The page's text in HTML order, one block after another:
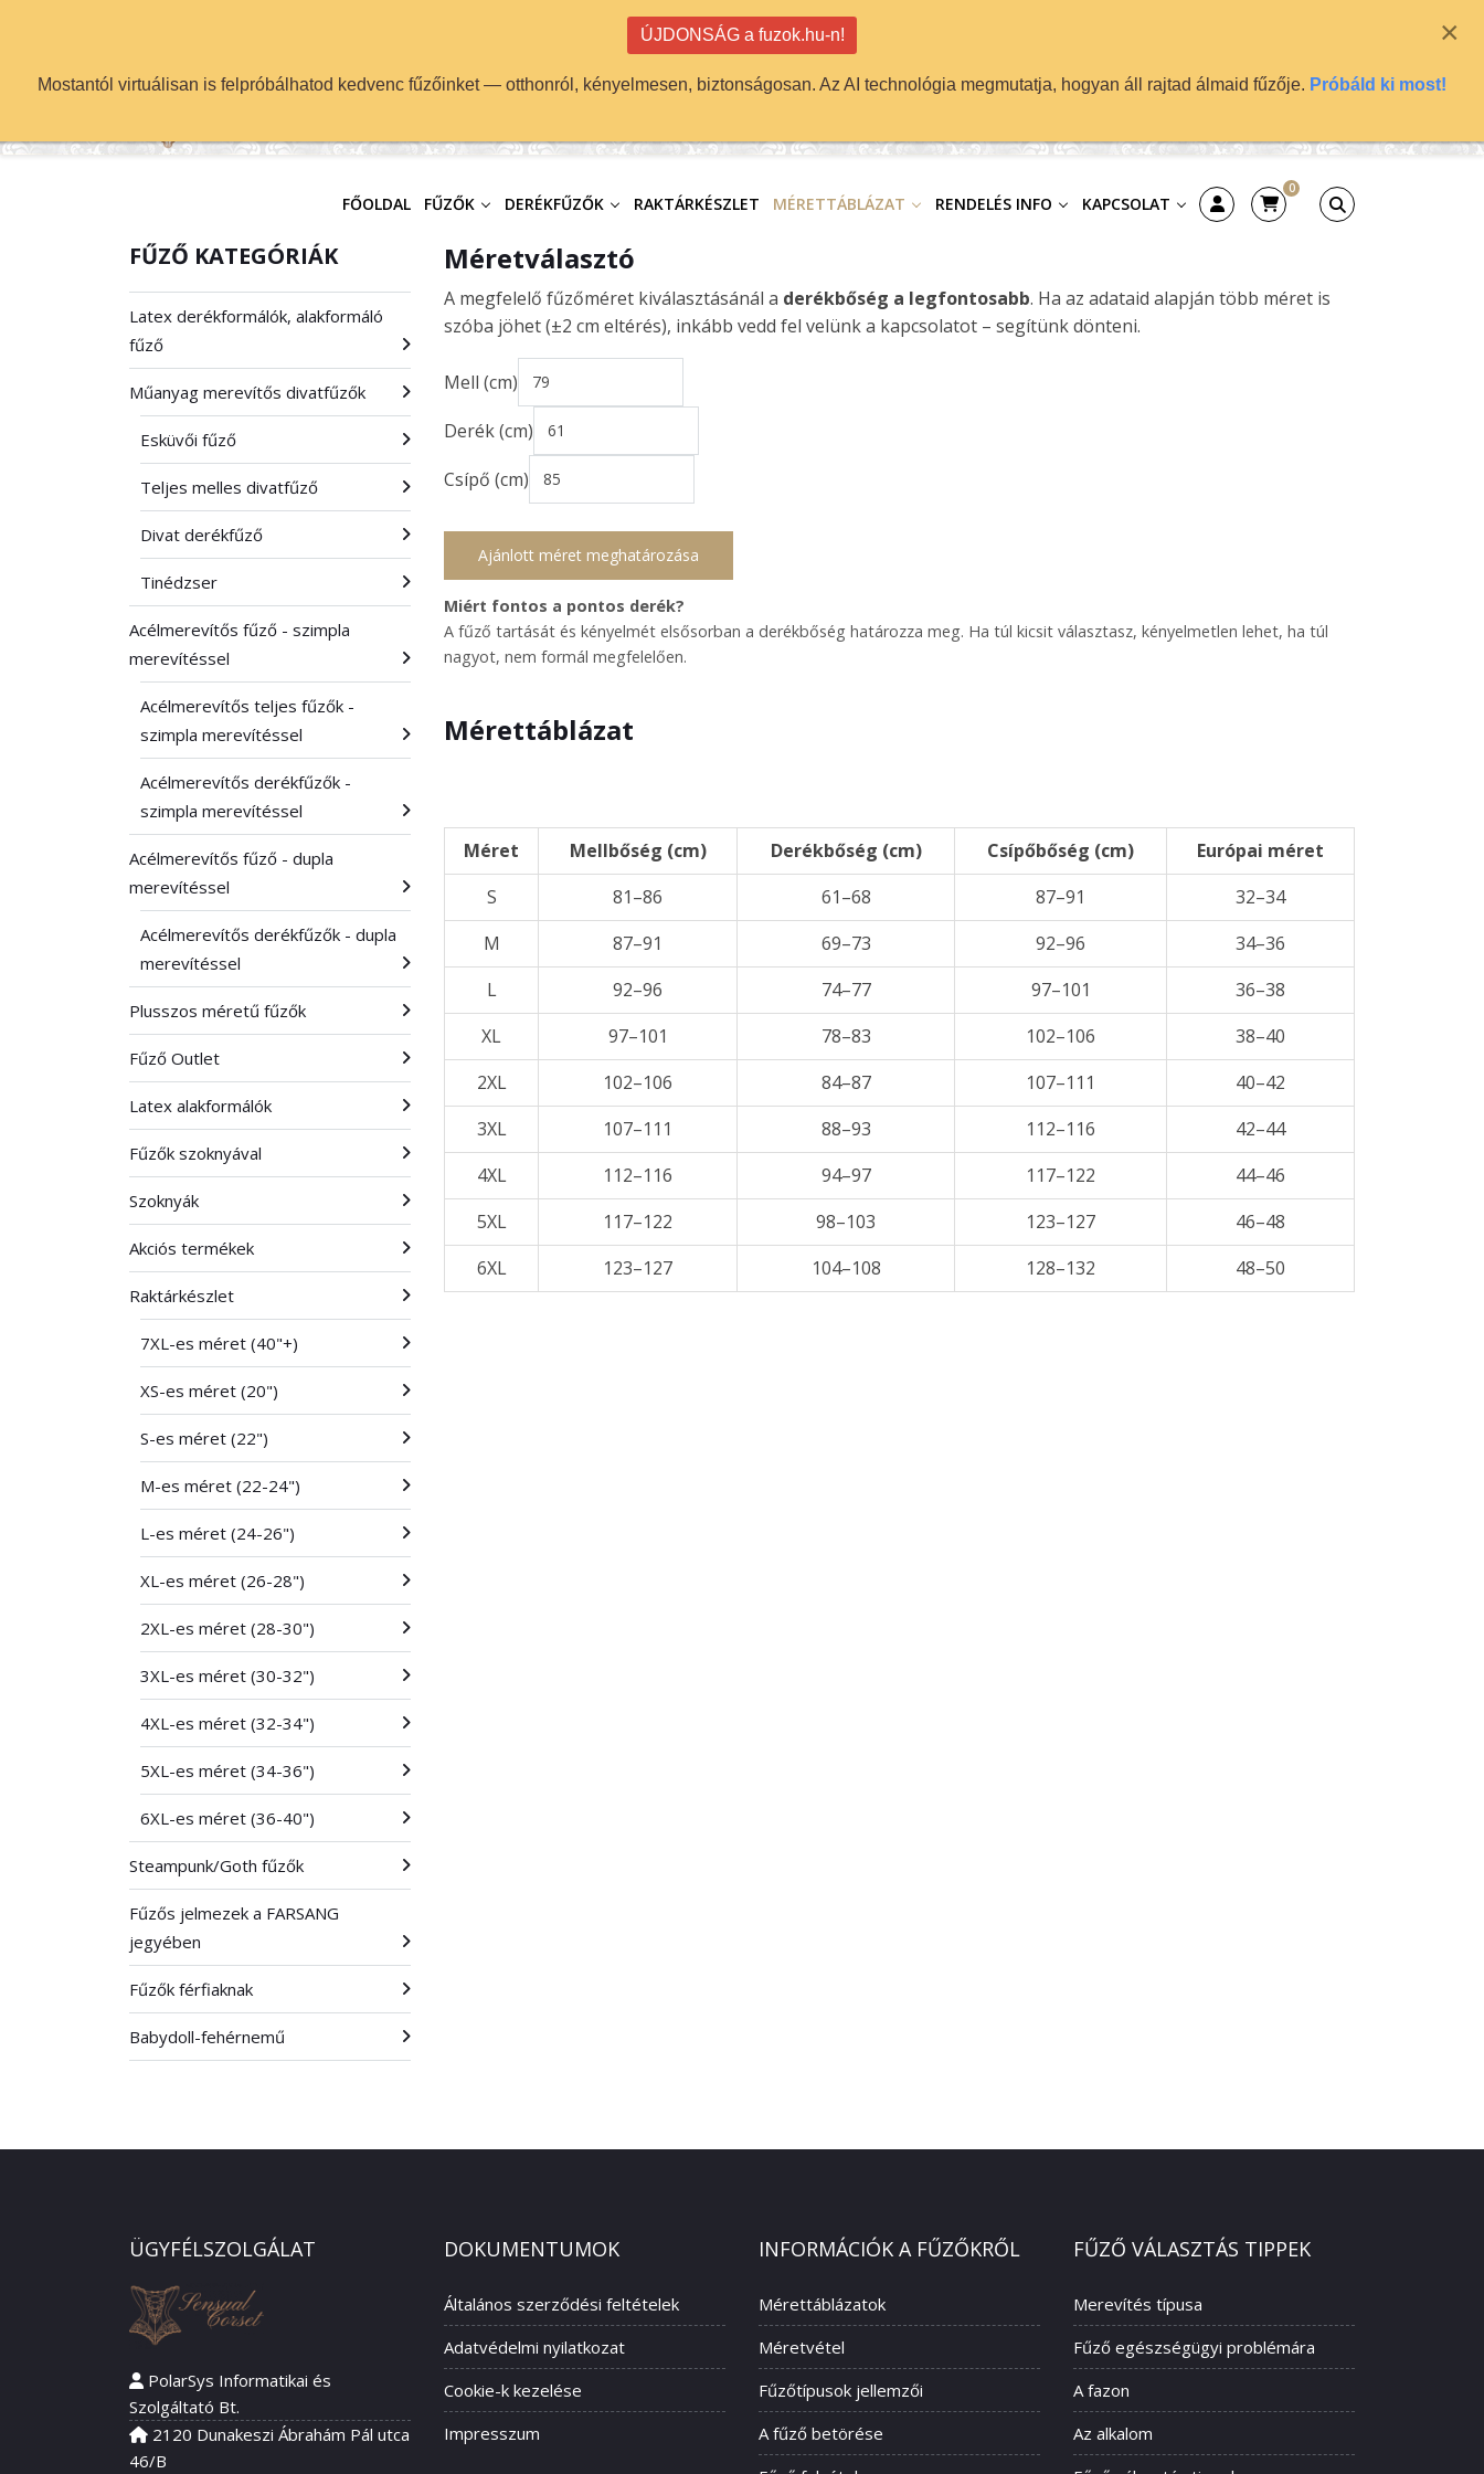
FŐOLDAL FŰZŐK DERÉKFŰZŐK RAKTÁRKÉSZLET MÉRETTÁBLÁZAT RENDELÉS INFO KAPCSOLAT
0
FŰZŐ KATEGÓRIÁK
Latex derékformálók, alakformáló
fűző
Műanyag merevítős divatfűzők
Esküvői fűző
Teljes melles divatfűző
Divat derékfűző
Tinédzser
Acélmerevítős fűző - szimpla
merevítéssel
Acélmerevítős teljes fűzők -
szimpla merevítéssel
Acélmerevítős derékfűzők -
szimpla merevítéssel
Acélmerevítős fűző - dupla
merevítéssel
Acélmerevítős derékfűzők - dupla
merevítéssel
Plusszos méretű fűzők
Fűző Outlet
Latex alakformálók
Fűzők szoknyával
Szoknyák
Akciós termékek
Raktárkészlet
7XL-es méret (40"+)
XS-es méret (20")
S-es méret (22")
M-es méret (22-24")
L-es méret (24-26")
XL-es méret (26-28")
2XL-es méret (28-30")
3XL-es méret (30-32")
4XL-es méret (32-34")
5XL-es méret (34-36")
6XL-es méret (36-40")
Steampunk/Goth fűzők
Fűzős jelmezek a FARSANG
jegyében
Fűzők férfiaknak
Babydoll-fehérnemű
Méretválasztó
A megfelelő fűzőméret kiválasztásánál a derékbőség a legfontosabb. Ha az adataid alapján több méret is
szóba jöhet (±2 cm eltérés), inkább vedd fel velünk a kapcsolatot – segítünk dönteni.
Mell (cm)
Derék (cm)
Csípő (cm)
Ajánlott méret meghatározása
Miért fontos a pontos derék?
A fűző tartását és kényelmét elsősorban a derékbőség határozza meg. Ha túl kicsit választasz, kényelmetlen lehet, ha túl
nagyot, nem formál megfelelően.
Mérettáblázat
Méret Mellbőség (cm) Derékbőség (cm) Csípőbőség (cm)
Európai méret
S
81–86 61–68 87–91
32–34
M
87–91 69–73 92–96
34–36
L
92–96 74–77 97–101
36–38
XL
97–101 78–83 102–106
38–40
2XL
102–106 84–87 107–111
40–42
3XL
107–111 88–93 112–116
42–44
4XL
112–116 94–97 117–122
44–46
5XL
117–122 98–103 123–127
46–48
6XL
123–127 104–108 128–132 48–50
ÜGYFÉLSZOLGÁLAT
PolarSys Informatikai és
Szolgáltató Bt.
2120 Dunakeszi Ábrahám Pál utca
46/B
DOKUMENTUMOK
Általános szerződési feltételek
Adatvédelmi nyilatkozat
Cookie-k kezelése
Impresszum
INFORMÁCIÓK A FŰZŐKRŐL
Mérettáblázatok
Méretvétel
Fűzőtípusok jellemzői
A fűző betörése
FŰZŐ VÁLASZTÁS TIPPEK
Merevítés típusa
Fűző egészségügyi problémára
A fazon
Az alkalom
×
ÚJDONSÁG a fuzok.hu-n!
Mostantól virtuálisan is felpróbálhatod kedvenc fűzőinket — otthonról, kényelmesen, biztonságosan. Az AI technológia megmutatja, hogyan áll rajtad álmaid fűzője. Próbáld ki most!